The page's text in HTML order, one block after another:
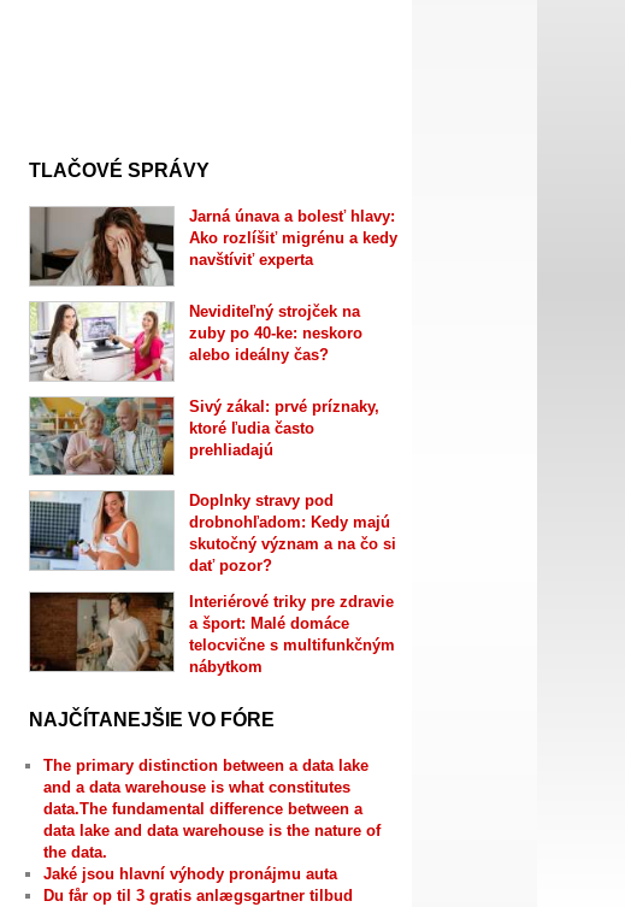
TLAČOVÉ SPRÁVY
Jarná únava a bolesť hlavy:
Ako rozlíšiť migrénu a kedy
navštíviť experta
Neviditeľný strojček na
zuby po 40-ke: neskoro
alebo ideálny čas?
Sivý zákal: prvé príznaky,
ktoré ľudia často
prehliadajú
Doplnky stravy pod
drobnohľadom: Kedy majú
skutočný význam a na čo si
dať pozor?
Interiérové triky pre zdravie
a šport: Malé domáce
telocvične s multifunkčným
nábytkom
NAJČÍTANEJŠIE VO FÓRE
The primary distinction between a data lake
and a data warehouse is what constitutes
data.The fundamental difference between a
data lake and data warehouse is the nature of
the data.
Jaké jsou hlavní výhody pronájmu auta
Du får op til 3 gratis anlægsgartner tilbud